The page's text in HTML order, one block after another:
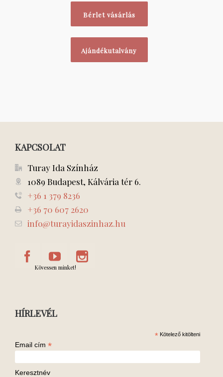
Bérlet vásárlás
Ajándékutalvány
KAPCSOLAT
Turay Ida Színház
1089 Budapest, Kálvária tér 6.
+36 1 379 8236
+36 70 607 2620
info@turayidaszinhaz.hu
Kövessen minket!
HÍRLEVÉL
* Kötelező kitölteni
Email cím *
Keresztnév